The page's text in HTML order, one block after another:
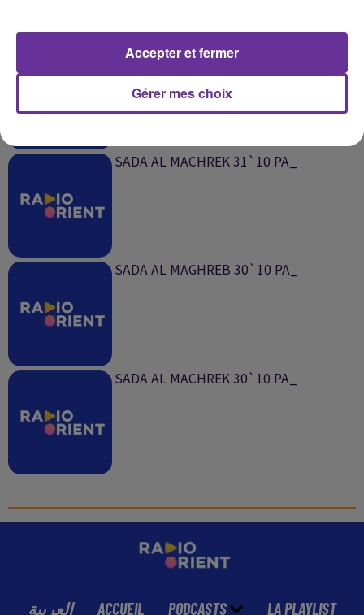
SADA AL MAGHREB 31`10 PA_
SADA AL MACHREK 31`10 PA_
SADA AL MAGHREB 30`10 PA_
SADA AL MACHREK 30`10 PA_
العربية ACCUEIL PODCASTS LA PLAYLIST
Gérer mes choix
Accepter et fermer